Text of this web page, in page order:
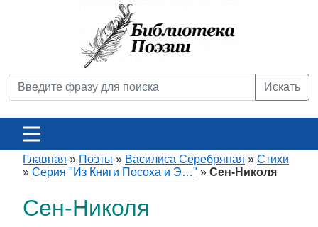
Искать
Главная » Поэты » Василиса Серебряная » Стихи
» Серия "Из Книги Посоха и Э…" » Сен-Николя
Сен-Николя